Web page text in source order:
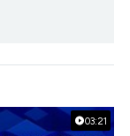
03:21